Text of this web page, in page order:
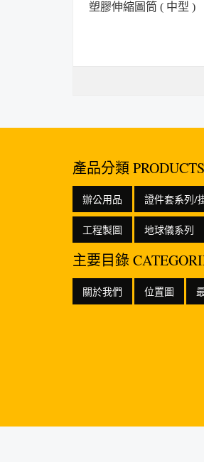
塑膠伸縮圖筒 ( 中型 )
產品分類 PRODUCTS
辦公用品 證件套系列/
工程製圖 地球儀系列
主要目錄
關於我們 位置圖